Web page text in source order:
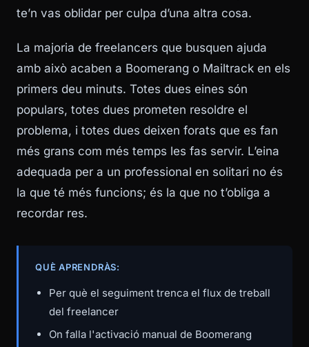
te’n vas oblidar per culpa d’una altra cosa.
La majoria de freelancers que busquen ajuda
amb això acaben a Boomerang o Mailtrack en els
primers deu minuts. Totes dues eines són
populars, totes dues prometen resoldre el
problema, i totes dues deixen forats que es fan
més grans com més temps les fas servir. L’eina
adequada per a un professional en solitari no és
la que té més funcions; és la que no t’obliga a
recordar res.
QUÈ APRENDRÀS:
Per què el seguiment trenca el flux de treball
del freelancer
On falla l'activació manual de Boomerang